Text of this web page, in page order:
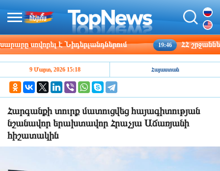
է Նիդերլանդներում 19:46 ՀՀ շրջանների մեծ
9 Մարտ, 2026 15:18 Հայաստան
Հարգանքի տուրք մատուցվեց հայագիտության
նշանավոր երախտավոր Հրաչյա Աճառյանի
հիշատակին